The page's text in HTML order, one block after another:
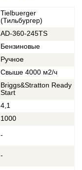
Tielbuerger
(Тильбургер)
AD-360-245TS
Бензиновые
Ручное
Свыше 4000 м2/ч
Briggs&Stratton Ready
Start
4,1
1000
-
-